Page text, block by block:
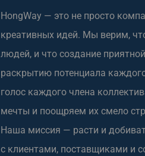
HongWay — это не просто
креативных идей. Мы верим,
людей, и что создание
раскрытию потенциала
голос каждого члена
мечты и поощряем их смело
Наша миссия — расти и
с клиентами, поставщиками и